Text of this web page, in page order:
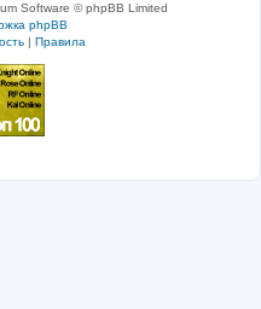
Software © phpBB Limited
phpBB
| Правила